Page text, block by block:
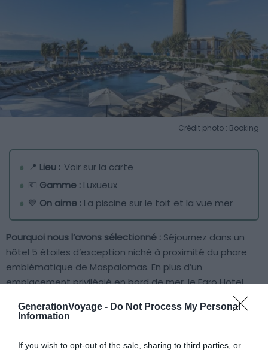
GenerationVoyage - Do Not Process My Personal
Information
If you wish to opt-out of the sale, sharing to third parties, or
Crédit photo : Booking
📍 Lieu : Voir sur la carte
💶 Gamme : Luxueux
💙 On aime : La piscine sur le toit et la vue mer
Pourquoi nous l’avons sélectionné : Séjournez dans un
hôtel 5 étoiles d’exception niché à proximité du phare
emblématique de Maspalomas. En plus d’un
emplacement privilégié en bord de mer, le Faro Hotel
offre un raffinement inégalé avec son design élégant et
sophistiqué.
Pour en savoir plus :L’Hôtel Faro à Grande Canarie est l’un